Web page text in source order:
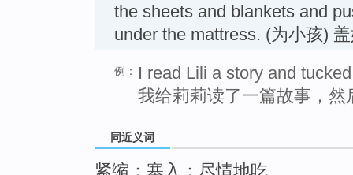
the sheets and blankets and
under the mattress. (为小孩)
例：
I read Lili a story and
我给莉莉读了一篇故事，然
同近义词
紧缩；塞入；尽情地吃